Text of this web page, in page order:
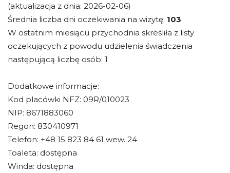
(aktualizacja z dnia: 2026-02-06)
Średnia liczba dni oczekiwania na wizytę: 103
W ostatnim miesiącu przychodnia skreśliła z listy
oczekujących z powodu udzielenia świadczenia
następującą liczbę osób: 1
Dodatkowe informacje:
Kod placówki NFZ: 09R/010023
NIP: 8671883060
Regon: 830410971
Telefon: +48 15 823 84 61 wew. 24
Toaleta: dostępna
Winda: dostępna